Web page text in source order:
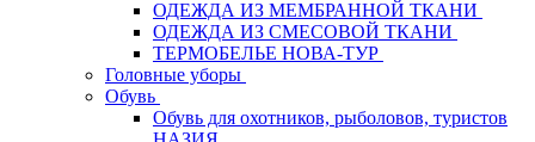
ОДЕЖДА ИЗ МЕМБРАННОЙ ТКАНИ
ОДЕЖДА ИЗ СМЕСОВОЙ ТКАНИ
ТЕРМОБЕЛЬЕ НОВА-ТУР
Головные уборы
Обувь
Обувь для охотников, рыболовов, туристов